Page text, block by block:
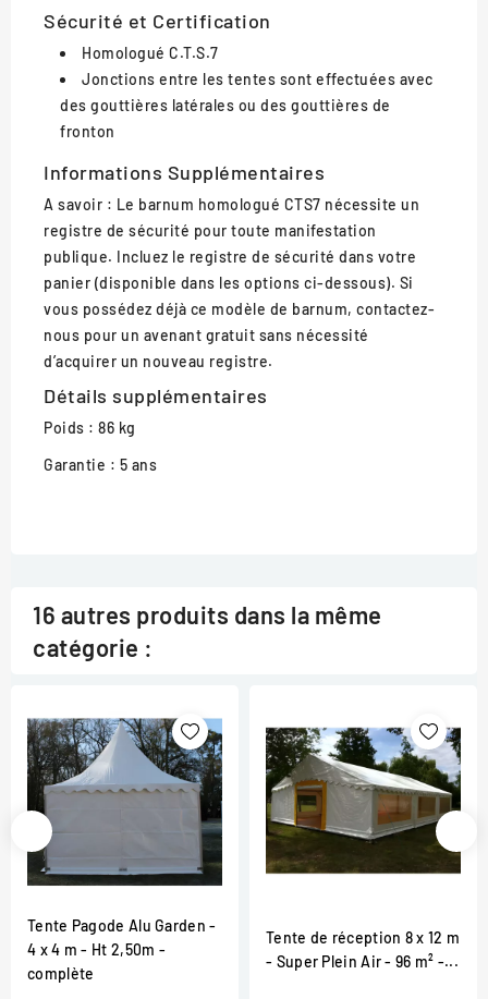
Sécurité et Certification
Homologué C.T.S.7
Jonctions entre les tentes sont effectuées avec
des gouttières latérales ou des gouttières de
fronton
Informations Supplémentaires
A savoir : Le barnum homologué CTS7 nécessite un
registre de sécurité pour toute manifestation
publique. Incluez le registre de sécurité dans votre
panier (disponible dans les options ci-dessous). Si
vous possédez déjà ce modèle de barnum, contactez-
nous pour un avenant gratuit sans nécessité
d’acquirer un nouveau registre.
Détails supplémentaires
Poids : 86 kg
Garantie : 5 ans
16 autres produits dans la même
catégorie :
Tente Pagode Alu Garden -
4 x 4 m - Ht 2,50m -
complète
Tente de réception 8 x 12 m
- Super Plein Air - 96 m² -...